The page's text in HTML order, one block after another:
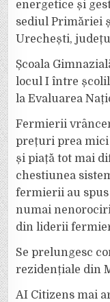
energetice și
sediul Primăriei
Urechești,
Școala
locul I între
la Evaluarea
Fermierii
prețuri prea mici
și piață tot mai
chestiunea
fermierii au spus
numai
din liderii
Se prelungesc
rezidențiale din
AI Citizens mai